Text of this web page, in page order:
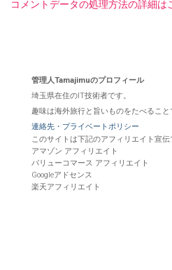
コメントデータの処理方法の詳細は
管理人Tamajimuのプロフィール
埼玉県在住のIT技術者です。
趣味は海外旅行と旨いものをたべること
連絡先・プライベートポリシー
このサイトは下記のアフィリエイト宣伝
アマゾン アフィリエイト
バリューコマース アフィリエイト
Googleアドセンス
楽天アフィリエイト